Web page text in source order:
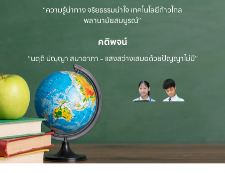
“ความรู้นำทาง จริยธรรมนำใจ เทคโนโลยีก้าวไกล
พลานามัยสมบูรณ์”
คติพจน์
“นตฺถิ ปณฺญา สมาอาภา - แสงสว่างเสมอด้วยปัญญาไม่มี”